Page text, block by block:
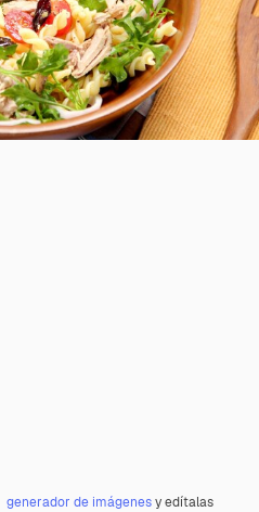
generador de imágenesy edítalas